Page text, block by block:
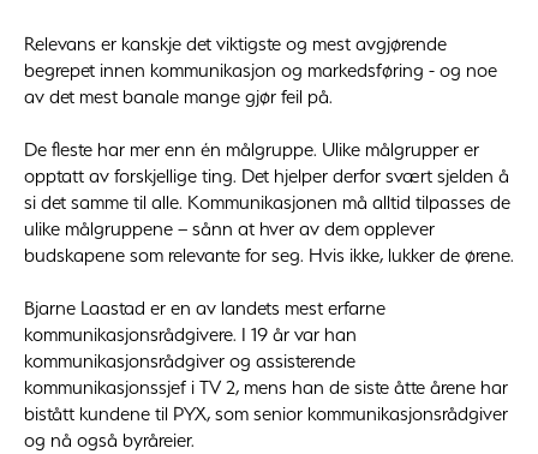
Relevans er kanskje det viktigste og mest avgjørende
begrepet innen kommunikasjon og markedsføring - og noe
av det mest banale mange gjør feil på.
De fleste har mer enn én målgruppe. Ulike målgrupper er
opptatt av forskjellige ting. Det hjelper derfor svært sjelden å
si det samme til alle. Kommunikasjonen må alltid tilpasses de
ulike målgruppene – sånn at hver av dem opplever
budskapene som relevante for seg. Hvis ikke, lukker de ørene.
Bjarne Laastad er en av landets mest erfarne
kommunikasjonsrådgivere. I 19 år var han
kommunikasjonsrådgiver og assisterende
kommunikasjonssjef i TV 2, mens han de siste åtte årene har
bistått kundene til PYX, som senior kommunikasjonsrådgiver
og nå også byråreier.